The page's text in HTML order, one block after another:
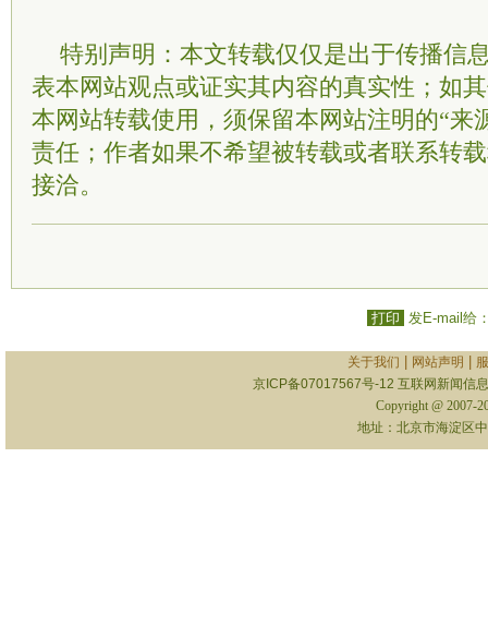
特别声明：本文转载仅仅是出于传播信
表本网站观点或证实其内容的真实性；如
本网站转载使用，须保留本网站注明的“来
责任；作者如果不希望被转载或者联系转
接洽。
打印 发E-mail给
关于我们 网站声明
京ICP备07017567号-12 互联网新闻信
Copyright @ 2007-
地址：北京市海淀区